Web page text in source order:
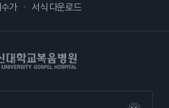
가 서식 다운로드